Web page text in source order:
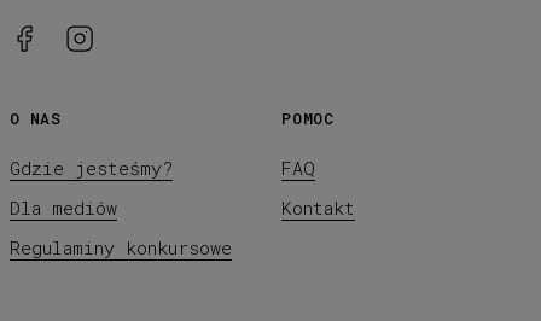
O NAS
Gdzie jesteśmy?
Dla mediów
Regulaminy konkursowe
POMOC
FAQ
Kontakt